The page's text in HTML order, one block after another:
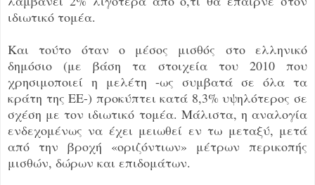
ιδιωτικό τομέα.
Και τούτο όταν ο μέσος μισθός στο ελληνικό
δημόσιο (με βάση τα στοιχεία του 2010 που
χρησιμοποιεί η μελέτη -ως συμβατά σε όλα τα
κράτη της ΕΕ-) προκύπτει κατά 8,3% υψηλότερος σε
σχέση με τον ιδιωτικό τομέα. Μάλιστα, η αναλογία
ενδεχομένως να έχει μειωθεί εν τω μεταξύ, μετά
από την βροχή «οριζόντιων» μέτρων περικοπής
μισθών, δώρων και επιδομάτων.